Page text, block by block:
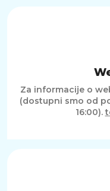
Za informacije o
(dostupni smo od
16:00).